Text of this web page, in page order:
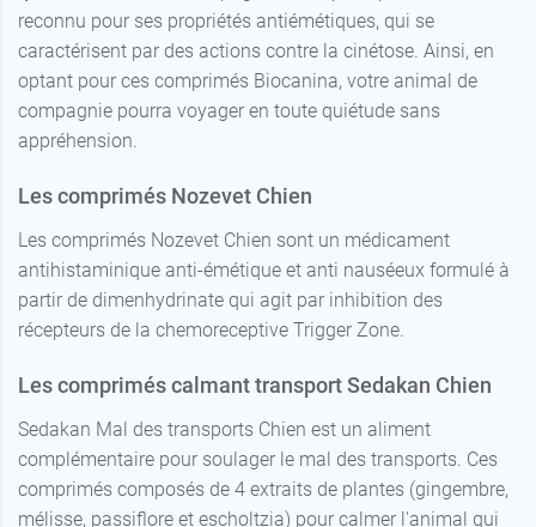
reconnu pour ses propriétés antiémétiques, qui se
caractérisent par des actions contre la cinétose. Ainsi, en
optant pour ces comprimés Biocanina, votre animal de
compagnie pourra voyager en toute quiétude sans
appréhension.
Les comprimés Nozevet Chien
Les comprimés Nozevet Chien sont un médicament
antihistaminique anti-émétique et anti nauséeux formulé à
partir de dimenhydrinate qui agit par inhibition des
récepteurs de la chemoreceptive Trigger Zone.
Les comprimés calmant transport Sedakan Chien
Sedakan Mal des transports Chien est un aliment
complémentaire pour soulager le mal des transports. Ces
comprimés composés de 4 extraits de plantes (gingembre,
mélisse, passiflore et escholtzia) pour calmer l'animal qui